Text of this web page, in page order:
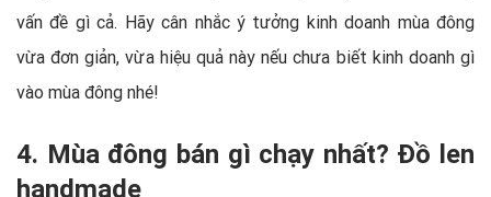
vấn đề gì cả. Hãy cân nhắc ý tưởng kinh doanh mùa đông
vừa đơn giản, vừa hiệu quả này nếu chưa biết kinh doanh gì
vào mùa đông nhé!
4. Mùa đông bán gì chạy nhất? Đồ len
handmade